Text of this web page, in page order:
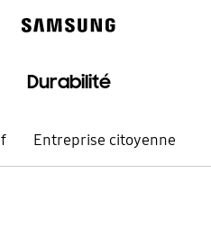
Durabilité
Entreprise citoyenne